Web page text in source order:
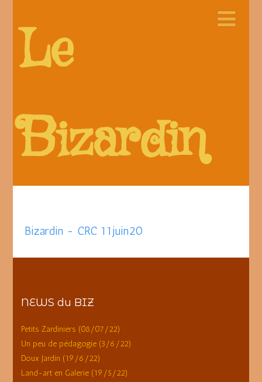
Le
Bizardin
Bizardin - CRC 11juin20
NEWS du BIZ
Petits Zardiniers (08/07/22)
Un peu de pédagogie (3/6/22)
Doux Jardin (19/6/22)
Land-art en Galerie (19/5/22)